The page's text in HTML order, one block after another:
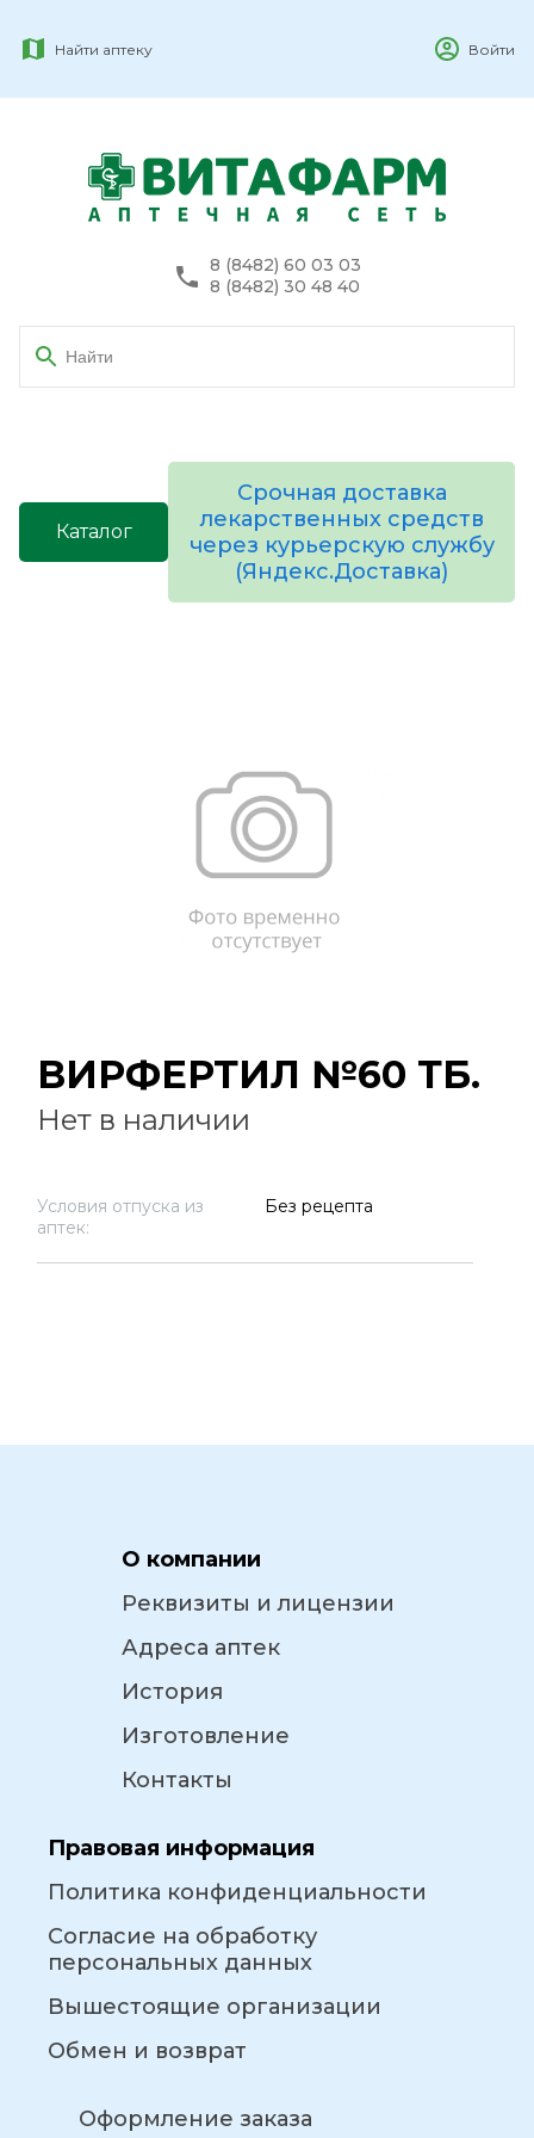
Найти аптеку Войти
8 (8482) 60 03 03
8 (8482) 30 48 40
Каталог
Срочная доставка
лекарственных средств
через курьерскую службу
(Яндекс.Доставка)
ВИРФЕРТИЛ №60 ТБ.
Нет в наличии
Условия отпуска из
аптек:
Без рецепта
О компании
Реквизиты и лицензии
Адреса аптек
История
Изготовление
Контакты
Правовая информация
Политика конфиденциальности
Согласие на обработку
персональных данных
Вышестоящие организации
Обмен и возврат
Оформление заказа